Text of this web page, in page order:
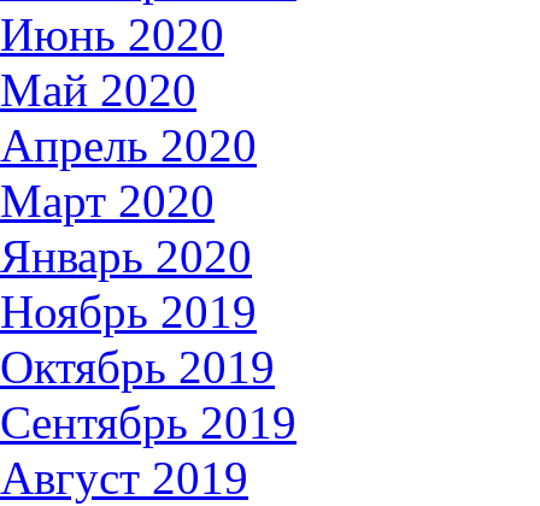
Июнь 2020
Май 2020
Апрель 2020
Март 2020
Январь 2020
Ноябрь 2019
Октябрь 2019
Сентябрь 2019
Август 2019